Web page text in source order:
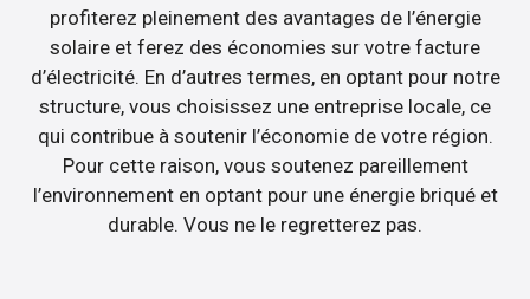
profiterez pleinement des avantages de l’énergie
solaire et ferez des économies sur votre facture
d’électricité. En d’autres termes, en optant pour notre
structure, vous choisissez une entreprise locale, ce
qui contribue à soutenir l’économie de votre région.
Pour cette raison, vous soutenez pareillement
l’environnement en optant pour une énergie briqué et
durable. Vous ne le regretterez pas.